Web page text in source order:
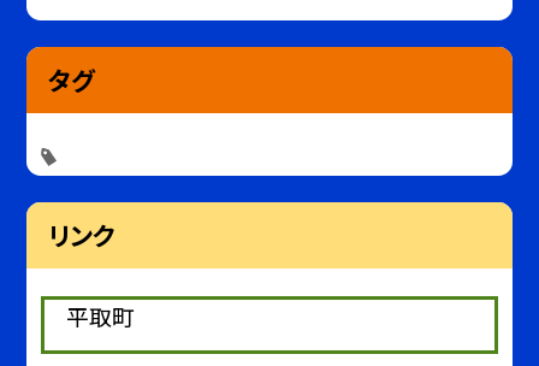
タグ
リンク
平取町